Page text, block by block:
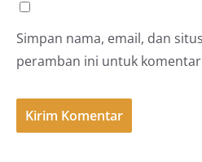
Simpan nama, email, dan
peramban ini untuk